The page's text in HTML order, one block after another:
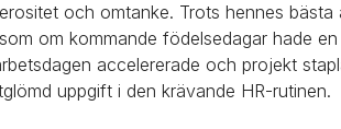
och omtanke. Trots hennes
om kommande födelsedagar hade
accelererade och projekt
uppgift i den krävande HR-rutinen.